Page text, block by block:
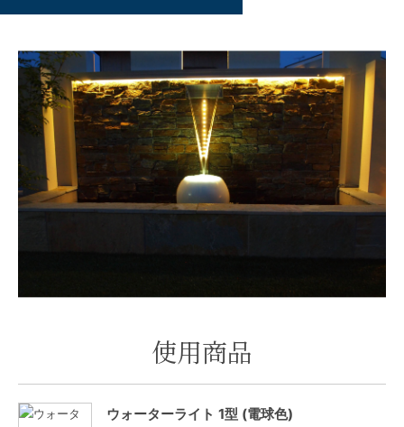
使用商品
ウォーターライト 1型 (電球色)